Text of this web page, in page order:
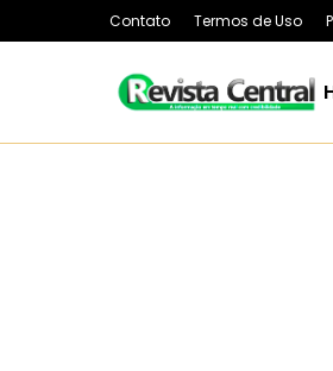
Contato Termos de Uso